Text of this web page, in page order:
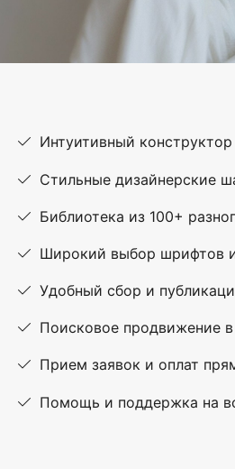
Интуитивный
Стильные дизайнерские
Библиотека из 100+
Широкий выбор шрифтов
Удобный сбор и
Поисковое продвижение
Прием заявок и оплат
Помощь и поддержка на